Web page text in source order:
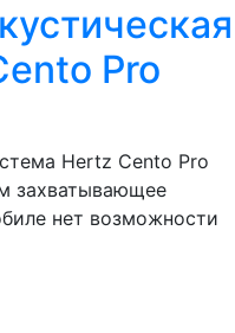
Pro
Hertz Cento Pro
захватывающее
нет возможности